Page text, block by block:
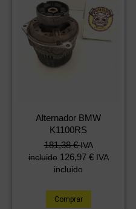
Alternador BMW
K1100RS
181,38€ IVA
incluido 126,97 € IVA
incluido
Comprar